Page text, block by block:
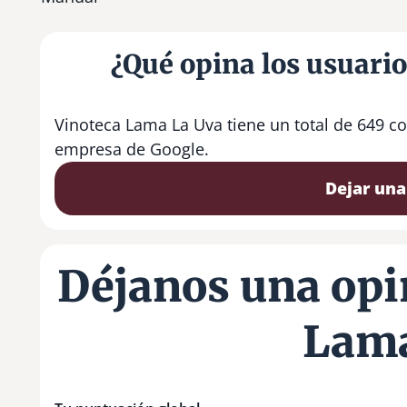
¿Qué opina los
Vinoteca Lama La Uva tiene un total de 649
empresa de Google.
Dejar
Déjanos una